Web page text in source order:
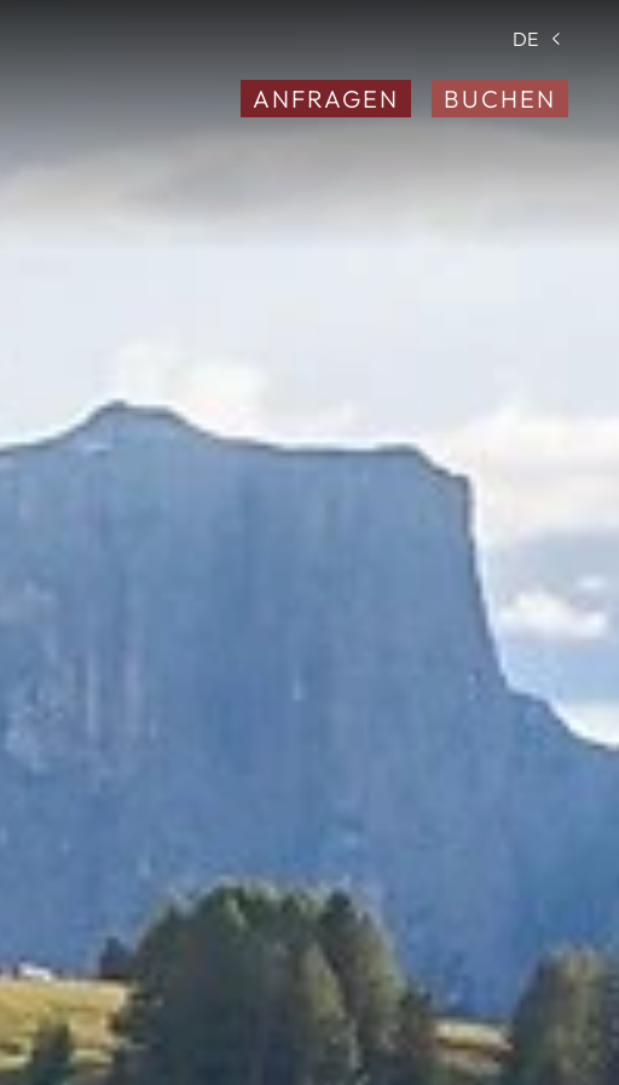
DE
ANFRAGEN BUCHEN